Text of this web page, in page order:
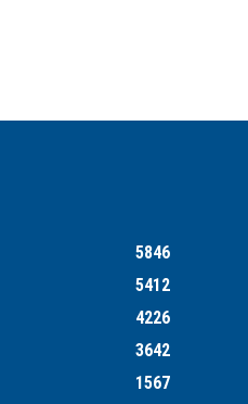
5846
5412
4226
3642
1567